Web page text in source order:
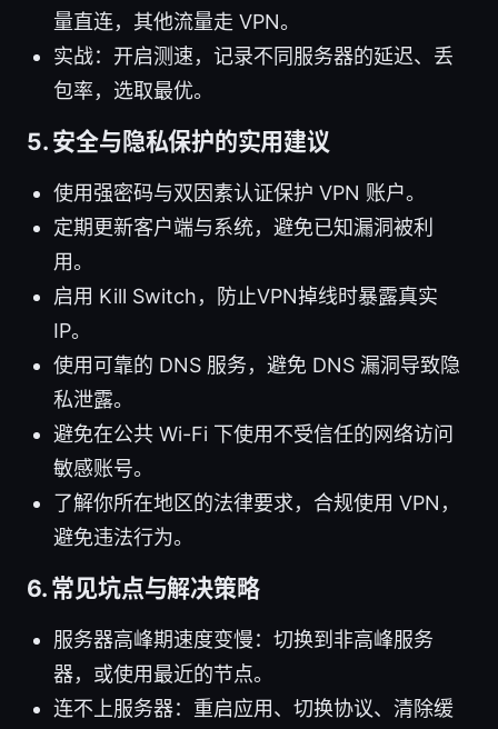
量直连，其他流量走 VPN。
实战：开启测速，记录不同服务器的延迟、丢
包率，选取最优。
5. 安全与隐私保护的实用建议
使用强密码与双因素认证保护 VPN 账户。
定期更新客户端与系统，避免已知漏洞被利
用。
启用 Kill Switch，防止VPN掉线时暴露真实
IP。
使用可靠的 DNS 服务，避免 DNS 漏洞导致隐
私泄露。
避免在公共 Wi-Fi 下使用不受信任的网络访问
敏感账号。
了解你所在地区的法律要求，合规使用 VPN，
避免违法行为。
6. 常见坑点与解决策略
服务器高峰期速度变慢：切换到非高峰服务
器，或使用最近的节点。
连不上服务器：重启应用、切换协议、清除缓